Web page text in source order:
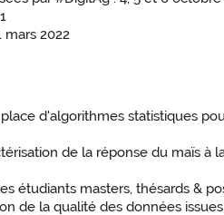
2022
d'algorithmes statistiques
de la réponse du maïs à
étudiants masters, thésards &
la qualité des données